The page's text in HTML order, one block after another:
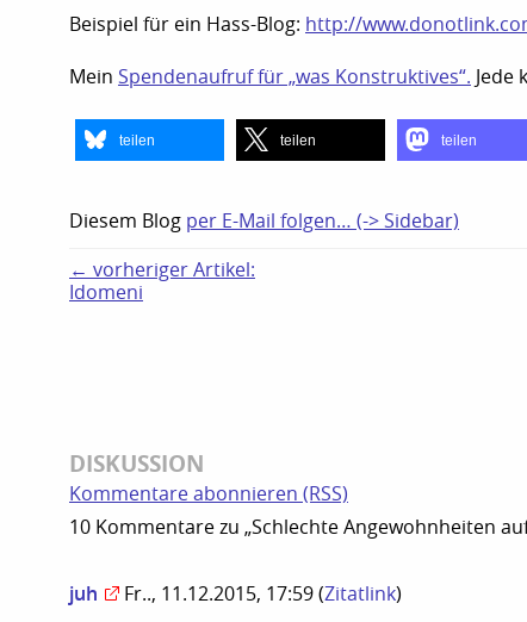
Beispiel für ein Hass-Blog: http://
Mein Spendenaufruf für „was Konstruktives“. Jede
teilen teilen teilen
Diesem Blog per E-Mail folgen… (-> Sidebar)
← vorheriger Artikel:
Idomeni
DISKUSSION
Kommentare abonnieren (RSS)
10 Kommentare zu „Schlechte Angewohnheiten
juh Fr.., 11.12.2015, 17:59 (Zitatlink)